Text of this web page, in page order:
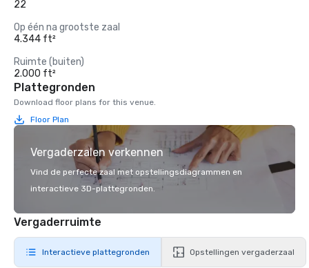
22
Op één na grootste zaal
4.344 ft²
Ruimte (buiten)
2.000 ft²
Plattegronden
Download floor plans for this venue.
Floor Plan
Vergaderzalen verkennen
Vind de perfecte zaal met opstellingsdiagrammen en
interactieve 3D-plattegronden.
Vergaderruimte
Interactieve plattegronden Opstellingen vergaderzaal